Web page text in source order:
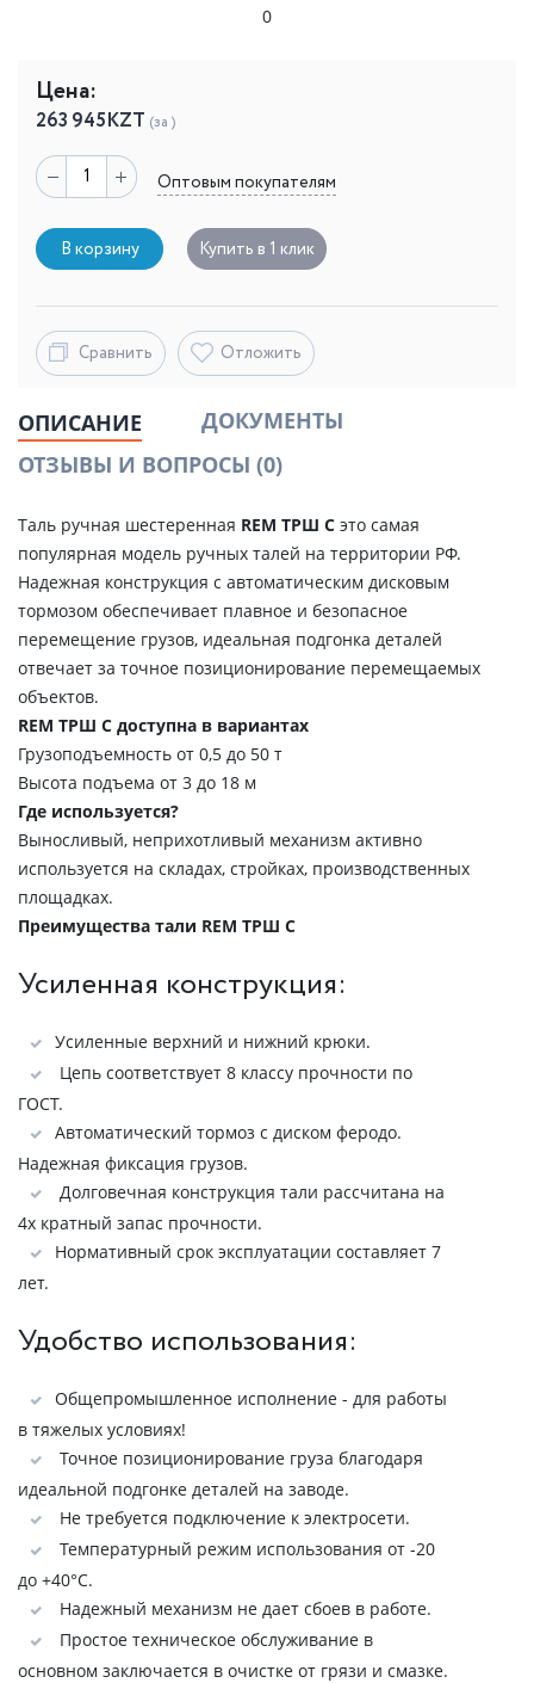
0
Цена:
263 945KZT (за )
Оптовым покупателям
В корзину Купить в 1 клик
Сравнить Отложить
ОПИСАНИЕ
ДОКУМЕНТЫ
ОТЗЫВЫ И ВОПРОСЫ (0)
Таль ручная шестеренная REM ТРШ С это самая
популярная модель ручных талей на территории РФ.
Надежная конструкция с автоматическим дисковым
тормозом обеспечивает плавное и безопасное
перемещение грузов, идеальная подгонка деталей
отвечает за точное позиционирование перемещаемых
объектов.
REM ТРШ С доступна в вариантах
Грузоподъемность от 0,5 до 50 т
Высота подъема от 3 до 18 м
Где используется?
Выносливый, неприхотливый механизм активно
используется на складах, стройках, производственных
площадках.
Преимущества тали REM ТРШ C
Усиленная конструкция:
Усиленные верхний и нижний крюки.
Цепь соответствует 8 классу прочности по
ГОСТ.
Автоматический тормоз с диском феродо.
Надежная фиксация грузов.
Долговечная конструкция тали рассчитана на
4х кратный запас прочности.
Нормативный срок эксплуатации составляет 7
лет.
Удобство использования:
Общепромышленное исполнение - для работы
в тяжелых условиях!
Точное позиционирование груза благодаря
идеальной подгонке деталей на заводе.
Не требуется подключение к электросети.
Температурный режим использования от -20
до +40°C.
Надежный механизм не дает сбоев в работе.
Простое техническое обслуживание в
основном заключается в очистке от грязи и смазке.